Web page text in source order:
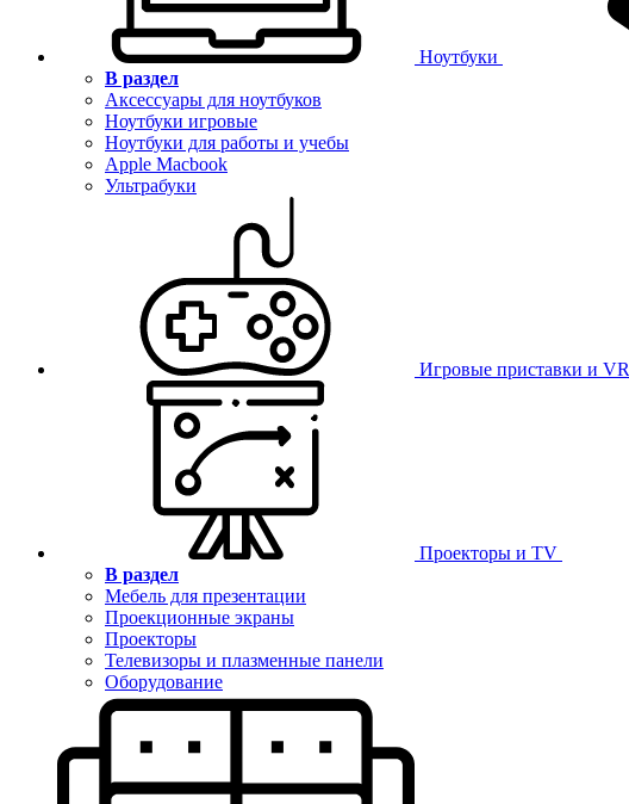
Ноутбуки
В раздел
Аксессуары для ноутбуков
Ноутбуки игровые
Ноутбуки для работы и учебы
Apple Macbook
Ультрабуки
Игровые приставки и VR
Проекторы и TV
В раздел
Мебель для презентации
Проекционные экраны
Проекторы
Телевизоры и плазменные панели
Оборудование